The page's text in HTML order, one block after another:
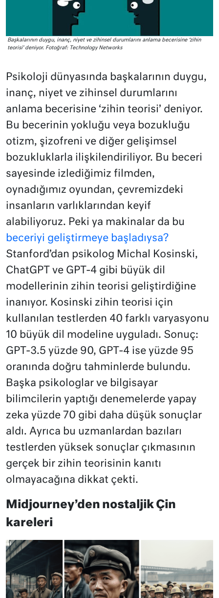
Başkalarının duygu, inanç, niyet ve zihinsel durumlarını anlama becerisine ‘zihin
teorisi’ deniyor. Fotoğraf: Technology Networks
Psikoloji dünyasında başkalarının duygu,
inanç, niyet ve zihinsel durumlarını
anlama becerisine ‘zihin teorisi’ deniyor.
Bu becerinin yokluğu veya bozukluğu
otizm, şizofreni ve diğer gelişimsel
bozukluklarla ilişkilendiriliyor. Bu beceri
sayesinde izlediğimiz filmden,
oynadığımız oyundan, çevremizdeki
insanların varlıklarından keyif
alabiliyoruz. Peki ya makinalar da bu
beceriyi geliştirmeye başladıysa?
Stanford’dan psikolog Michal Kosinski,
ChatGPT ve GPT-4 gibi büyük dil
modellerinin zihin teorisi geliştirdiğine
inanıyor. Kosinski zihin teorisi için
kullanılan testlerden 40 farklı varyasyonu
10 büyük dil modeline uyguladı. Sonuç:
GPT-3.5 yüzde 90, GPT-4 ise yüzde 95
oranında doğru tahminlerde bulundu.
Başka psikologlar ve bilgisayar
bilimcilerin yaptığı denemelerde yapay
zeka yüzde 70 gibi daha düşük sonuçlar
aldı. Ayrıca bu uzmanlardan bazıları
testlerden yüksek sonuçlar çıkmasının
gerçek bir zihin teorisinin kanıtı
olmayacağına dikkat çekti.
Midjourney’den nostaljik Çin
kareleri